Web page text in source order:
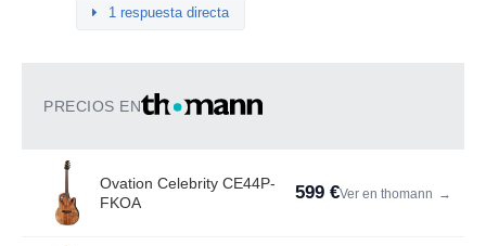
1 respuesta directa
PRECIOS EN
Ovation Celebrity CE44P-
FKOA
599 €Ver en thomann →